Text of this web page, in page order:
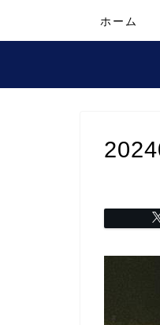
ホーム